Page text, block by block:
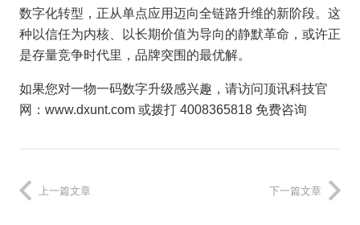
数字化转型，正从单点应用迈向全链路升维的新阶段。这
种以信任为内核、以长期价值为导向的静默革命，或许正
是存量竞争时代里，品牌突围的最优解。
如果您对一物一码数字升级感兴趣，请访问顶讯科技官
网：www.dxunt.com 或拨打 4008365818 免费咨询
上一篇文章 下一篇文章